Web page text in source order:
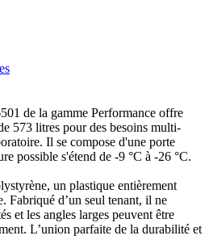
de la gamme Performance offre
573 litres pour des besoins multi-
Il se compose d'une porte
possible s'étend de -9 °C à -26 °C.
un plastique entièrement
Fabriqué d’un seul tenant, il ne
et les angles larges peuvent être
L’union parfaite de la durabilité et